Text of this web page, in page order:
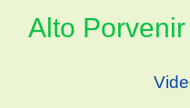
Alto Porvenir